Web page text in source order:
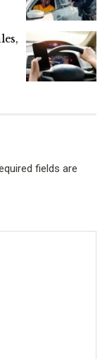
fields are